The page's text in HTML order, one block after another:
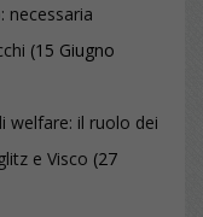
necessaria
(15 Giugno
welfare: il ruolo dei
e Visco (27